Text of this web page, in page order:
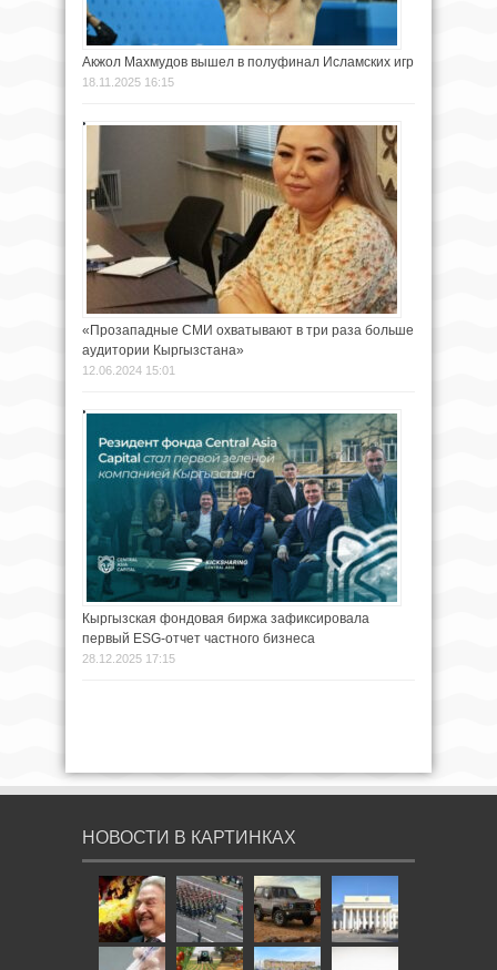
Акжол Махмудов вышел в полуфинал Исламских игр
18.11.2025 16:15
«Прозападные СМИ охватывают в три раза больше
аудитории Кыргызстана»
12.06.2024 15:01
Кыргызская фондовая биржа зафиксировала
первый ESG-отчет частного бизнеса
28.12.2025 17:15
НОВОСТИ В КАРТИНКАХ